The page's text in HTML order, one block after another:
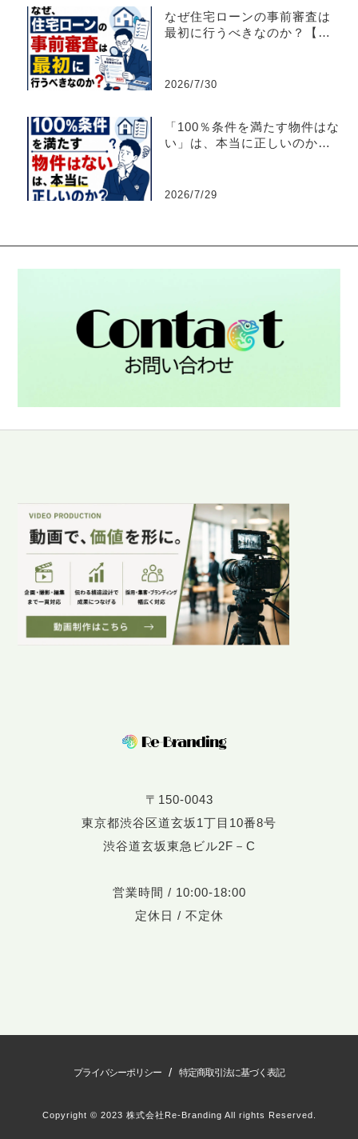
なぜ住宅ローンの事前審査は
最初に行うべきなのか？【不
2026/7/30
「100％条件を満たす物件はな
い」は、本当に正しいのか？
2026/7/29
〒150-0043
東京都渋谷区道玄坂1丁目10番8号
渋谷道玄坂東急ビル2F－C
営業時間 / 10:00-18:00
定休日 / 不定休
プライバシーポリシー / 特定商取引法に基づく表記
Copyright © 2023 株式会社Re-Branding All rights Reserved.